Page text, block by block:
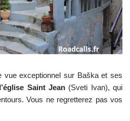
vue exceptionnel sur Baška et ses
Saint Jean(Sveti Ivan), qui
Vous ne regretterez pas vos